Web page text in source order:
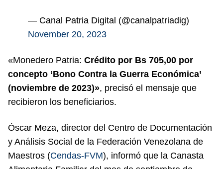
— Canal Patria Digital (@canalpatriadig)
November 20, 2023
«Monedero Patria: Crédito por Bs 705,00 por
concepto ‘Bono Contra la Guerra Económica’
(noviembre de 2023)», precisó el mensaje que
recibieron los beneficiarios.
Óscar Meza, director del Centro de Documentación
y Análisis Social de la Federación Venezolana de
Maestros (Cendas-FVM), informó que la Canasta